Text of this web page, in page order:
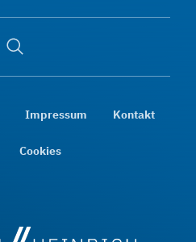
Suche
Impressum Kontakt
Cookies